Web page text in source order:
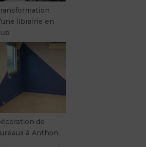
librairie en
de
à Anthon